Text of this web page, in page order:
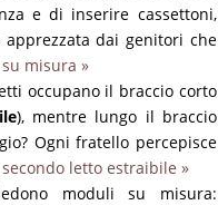
e di inserire cassettoni,
dai genitori che
misura »
occupano il braccio corto
), mentre lungo il braccio
Ogni fratello percepisce
letto estraibile »
moduli su misura: